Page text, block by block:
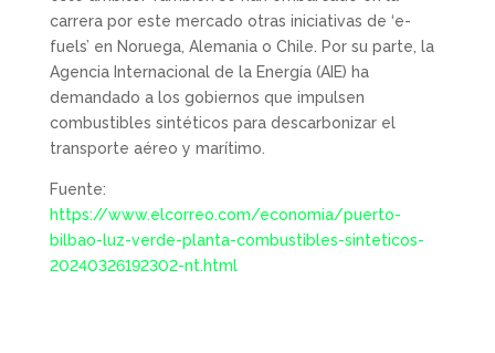
carrera por este mercado otras iniciativas de ‘e-
fuels’ en Noruega, Alemania o Chile. Por su parte, la
Agencia Internacional de la Energía (AIE) ha
demandado a los gobiernos que impulsen
combustibles sintéticos para descarbonizar el
transporte aéreo y marítimo.
Fuente:
https://www.elcorreo.com/economia/puerto-
bilbao-luz-verde-planta-combustibles-sinteticos-
20240326192302-nt.html